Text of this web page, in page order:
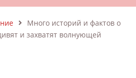
Много историй и фактов о
и захватят волнующей